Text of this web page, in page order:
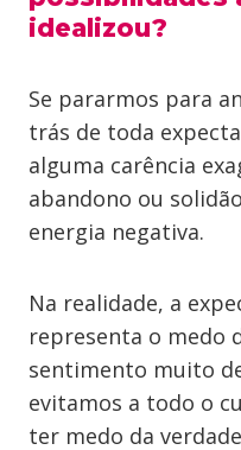
idealizou?
Se pararmos para
trás de toda
alguma carência
abandono ou
energia negativa.
Na realidade, a
representa o medo
sentimento muito
evitamos a todo o
ter medo da